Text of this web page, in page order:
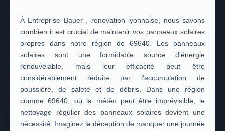
À Entreprise Bauer , renovation lyonnaise, nous savons
combien il est crucial de maintenir vos panneaux solaires
propres dans notre région de 69640. Les panneaux
solaires sont une formidable source d'énergie
renouvelable, mais leur efficacité peut être
considérablement réduite par l'accumulation de
poussière, de saleté et de débris. Dans une région
comme 69640, où la météo peut être imprévisible, le
nettoyage régulier des panneaux solaires devient une
nécessité. Imaginez la déception de manquer une journée